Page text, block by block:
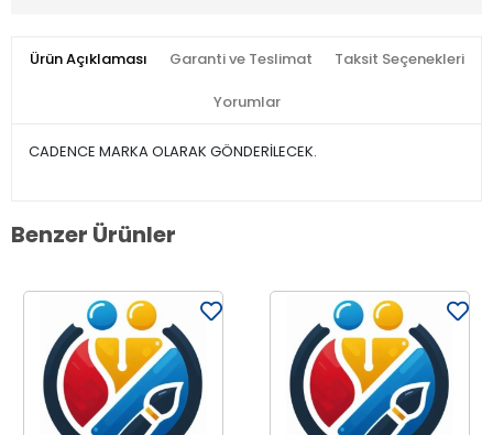
Ürün Açıklaması Garanti ve Teslimat Taksit Seçenekleri
Yorumlar
CADENCE MARKA OLARAK GÖNDERİLECEK.
Benzer Ürünler